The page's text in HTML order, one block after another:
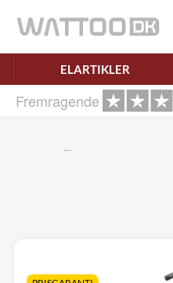
ELARTIKLER
Fremragende
…
Ret samtykke!